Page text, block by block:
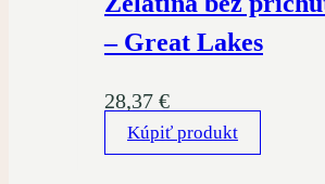
– Great Lakes
28,37 €
Kúpiť produkt